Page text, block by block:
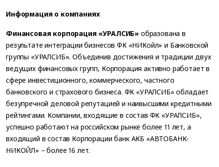
Информация о компаниях
Финансовая корпорация «УРАЛСИБ» образована в
результате интеграции бизнесов ФК «НИКойл» и Банковской
группы «УРАЛСИБ». Объединив достижения и традиции двух
ведущих финансовых групп, Корпорация активно работает в
сфере инвестиционного, коммерческого, частного
банковского и страхового бизнеса. ФК «УРАЛСИБ» обладает
безупречной деловой репутацией и наивысшими кредитными
рейтингами. Компании, входящие в состав ФК «УРАЛСИБ»,
успешно работают на российском рынке более 11 лет, а
входящий в состав Корпорации банк АКБ «АВТОБАНК-
НИКОЙЛ» – более 16 лет.